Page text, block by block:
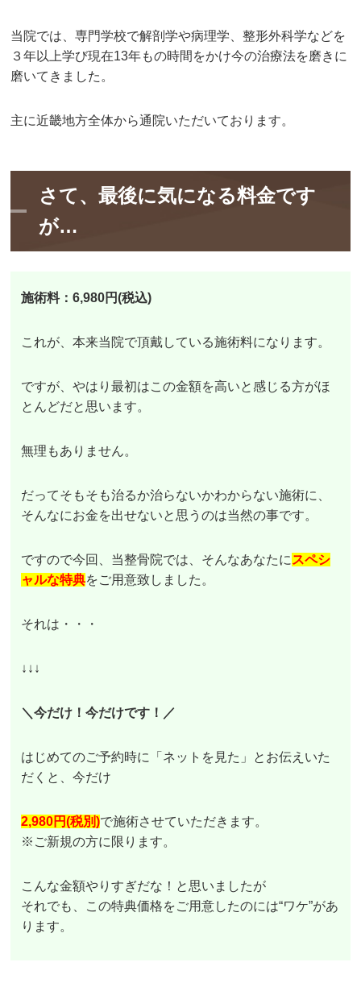
当院では、専門学校で解剖学や病理学、整形外科学などを
３年以上学び現在13年もの時間をかけ今の治療法を磨きに
磨いてきました。
主に近畿地方全体から通院いただいております。
さて、最後に気になる料金です
が…
施術料：6,980円(税込)
これが、本来当院で頂戴している施術料になります。
ですが、やはり最初はこの金額を高いと感じる方がほ
とんどだと思います。
無理もありません。
だってそもそも治るか治らないかわからない施術に、
そんなにお金を出せないと思うのは当然の事です。
ですので今回、当整骨院では、そんなあなたに スペシ
ャルな特典をご用意致しました。
それは・・・
↓↓↓
＼今だけ！今だけです！／
はじめてのご予約時に「ネットを見た」とお伝えいた
だくと、今だけ
2,980円(税別)で施術させていただきます。
※ご新規の方に限ります。
こんな金額やりすぎだな！と思いましたが
それでも、この特典価格をご用意したのには“ワケ”があ
ります。